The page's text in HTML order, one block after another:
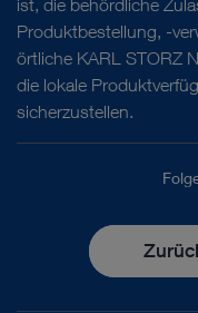
ist, die behördliche
Produktbestellung, -
örtliche KARL STORZ
die lokale
sicherzustellen.